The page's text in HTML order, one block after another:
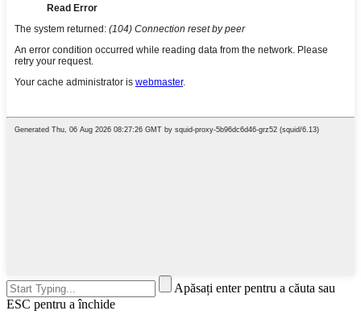
Apăsați enter pentru a căuta sau
ESC pentru a închide